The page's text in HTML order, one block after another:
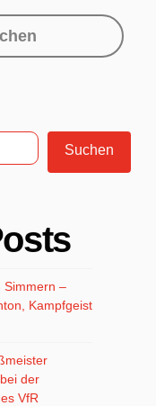
Suchen
Simmern –
Kampfgeist
der
VfR